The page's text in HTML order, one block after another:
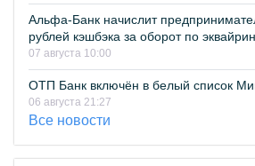
Альфа-Банк начислит
рублей кэшбэка за оборот по
07 августа 10:00
ОТП Банк включён в белый список
06 августа 21:27
Все новости